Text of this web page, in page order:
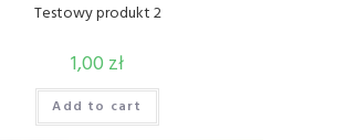
Testowy produkt 2
1,00 zł
Add to cart